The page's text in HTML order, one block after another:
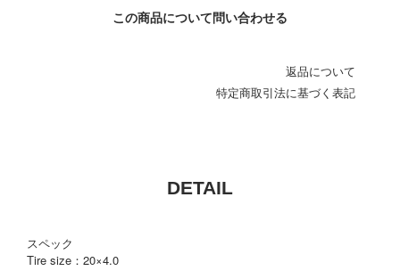
この商品について問い合わせる
返品について
特定商取引法に基づく表記
DETAIL
スペック
Tire size：20×4.0